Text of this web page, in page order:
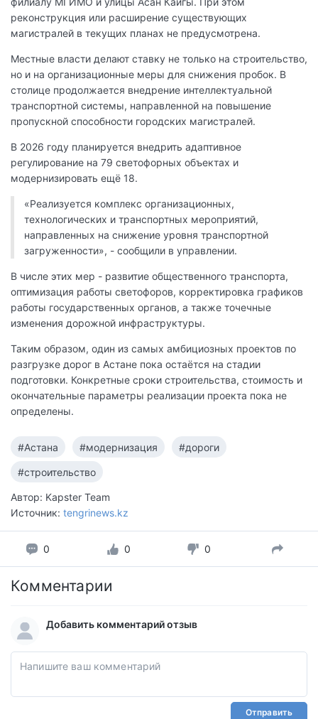
реконструкция или расширение существующих
магистралей в текущих планах не предусмотрена.
Местные власти делают ставку не только на строительство,
но и на организационные меры для снижения пробок. В
столице продолжается внедрение интеллектуальной
транспортной системы, направленной на повышение
пропускной способности городских магистралей.
В 2026 году планируется внедрить адаптивное
регулирование на 79 светофорных объектах и
модернизировать ещё 18.
«Реализуется комплекс организационных,
технологических и транспортных мероприятий,
направленных на снижение уровня транспортной
загруженности», - сообщили в управлении.
В числе этих мер - развитие общественного транспорта,
оптимизация работы светофоров, корректировка графиков
работы государственных органов, а также точечные
изменения дорожной инфраструктуры.
Таким образом, один из самых амбициозных проектов по
разгрузке дорог в Астане пока остаётся на стадии
подготовки. Конкретные сроки строительства, стоимость и
окончательные параметры реализации проекта пока не
определены.
#Астана #модернизация #дороги
#строительство
Автор: Kapster Team
Источник: tengrinews.kz
0 0 0
Комментарии
Добавить комментарий отзыв
Отправить